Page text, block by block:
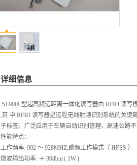
详细信息
SL900L型超高频远距离一体化读写器由 RFID 读
,其 中 RFID 读写器是远程无线射频识别系统的关键
子标签。广泛应用于车辆自动识别管理、高速公路
性能特点：
工作频率: 902 ～ 928MHZ,跳频工作模式（ HFSS ）
微波输出功率: ＋ 30dbm ( 1W )